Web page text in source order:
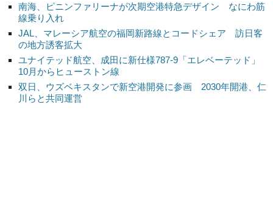
南海、ピニンファリーナが次期空港特急デザイン なにわ筋
線乗り入れ
JAL、マレーシア航空の福岡新路線とコードシェア 訪日客
の地方誘客拡大
ユナイテッド航空、成田に新仕様787-9「エレベーテッド」
10月からヒューストン線
双日、ウズベキスタンで新空港開発に参画 2030年開港、仁
川らと共同運営